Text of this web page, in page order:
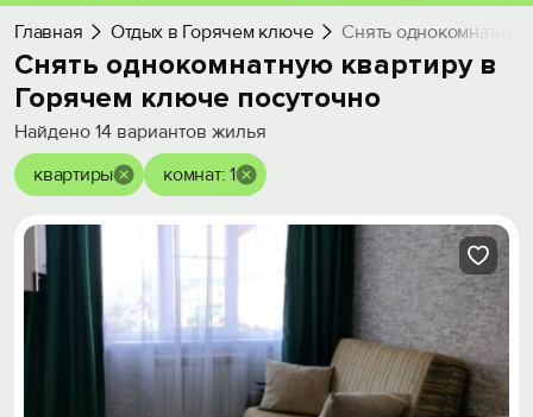
Добавить свой объект
Главная Отдых в Горячем ключе Снять
Снять однокомнатную квартиру в
Горячем ключе посуточно
Найдено 14 вариантов жилья
квартиры
комнат: 1